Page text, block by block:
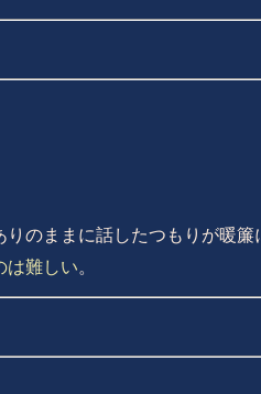
のままに話したつもりが暖簾
は難しい。